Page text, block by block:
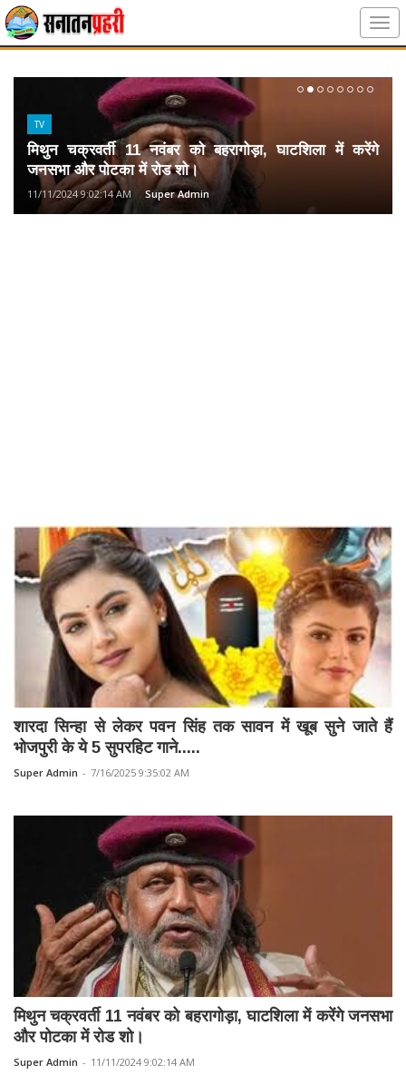
TV
मिथुन चक्रवर्ती 11 नवंबर को बहरागोड़ा, घाटशिला में करेंगे
जनसभा और पोटका में रोड शो।
11/11/2024 9:02:14 AM Super Admin
शारदा सिन्हा से लेकर पवन सिंह तक सावन में खूब सुने जाते हैं
भोजपुरी के ये 5 सुपरहिट गाने.....
Super Admin - 7/16/2025 9:35:02 AM
मिथुन चक्रवर्ती 11 नवंबर को बहरागोड़ा, घाटशिला में करेंगे जनसभा
और पोटका में रोड शो।
Super Admin - 11/11/2024 9:02:14 AM